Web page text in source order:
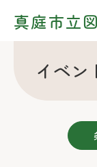
真庭市立
イベン